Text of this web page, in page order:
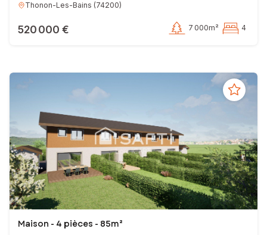
Thonon-Les-Bains (74200)
520 000 € 7 000m² 4
Maison - 4 pièces - 85m²